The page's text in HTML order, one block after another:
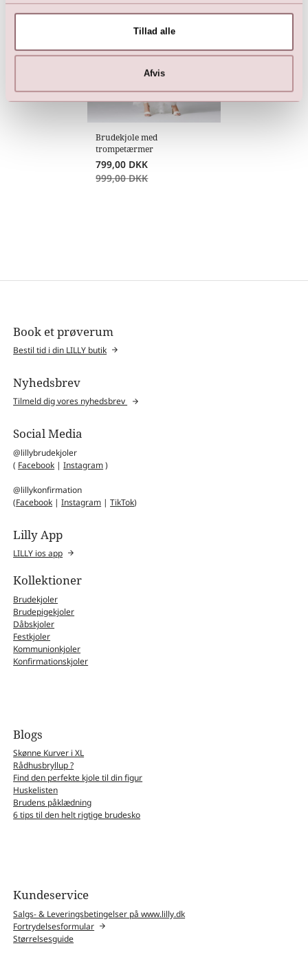
Tillad alle
Afvis
Brudekjole med
trompetærmer
799,00 DKK
999,00 DKK
Book et prøverum
Bestil tid i din LILLY butik
Nyhedsbrev
Tilmeld dig vores nyhedsbrev
Social Media
@lillybrudekjoler
( Facebook |Instagram)
@lillykonfirmation
(Facebook |Instagram |TikTok)
Lilly App
LILLY ios app
Kollektioner
Brudekjoler
Brudepigekjoler
Dåbskjoler
Festkjoler
Kommunionkjoler
Konfirmationskjoler
Blogs
Skønne Kurver i XL
Rådhusbryllup ?
Find den perfekte kjole til din figur
Huskelisten
Brudens påklædning
6 tips til den helt rigtige brudesko
Kundeservice
Salgs- & Leveringsbetingelser på www.lilly.dk
Fortrydelsesformular
Størrelsesguide